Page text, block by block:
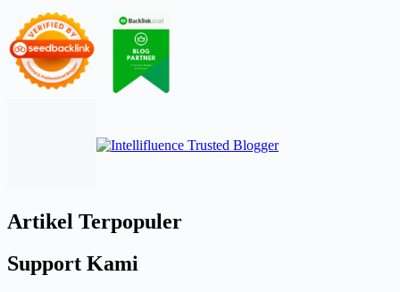
Artikel Terpopuler
Support Kami